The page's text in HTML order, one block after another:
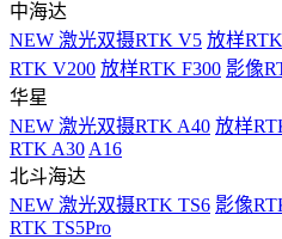
中海达
NEW 激光双摄RTK V5 放样
RTK V200 放样RTK F300 影像
华星
NEW 激光双摄RTK A40 放样
RTK A30 A16
北斗海达
NEW 激光双摄RTK TS6 影像
RTK TS5Pro